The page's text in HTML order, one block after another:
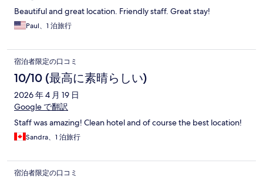
Beautiful and great location. Friendly staff. Great stay!
Paul、1 泊旅行
宿泊者限定の口コミ
10/10 (最高に素晴らしい)
2026 年 4 月 19 日
Google で翻訳
Staff was amazing! Clean hotel and of course the best location!
Sandra、1 泊旅行
宿泊者限定の口コミ